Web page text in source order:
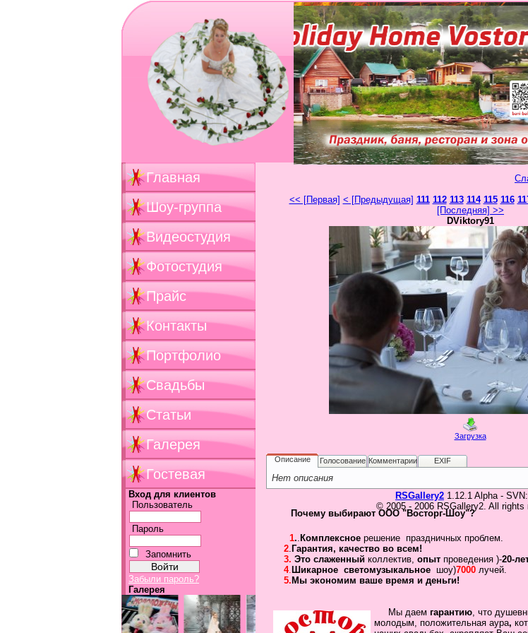
Главная
Шоу-группа
Видеостудия
Фотостудия
Прайс
Контакты
Портфолио
Свадьбы
Статьи
Галерея
Гостевая
Вход для клиентов
Пользователь
Пароль
Запомнить
Забыли пароль?
Галерея
<< [Первая] < [Предыдущая] 111 112 113 114 115 116
[Последняя] >>
DViktory91
Загрузка
Описание Голосование Комментарии EXIF
Нет описания
RSGallery2 1.12.1 Alpha -
© 2005 - 2006 RSGallery2. All rights
Почему выбирают ООО "Восторг-Шоу"?
1.. Комплексное решение праздничных проблем.
2. Гарантия, качество во всем!
3. Это слаженный коллектив, опыт проведения )-20-
4. Шикарное светомузыкальное шоу)7000 лучей.
5. Мы экономим ваше время и деньги!
Мы даем гарантию, что
молодым, положительная аура,